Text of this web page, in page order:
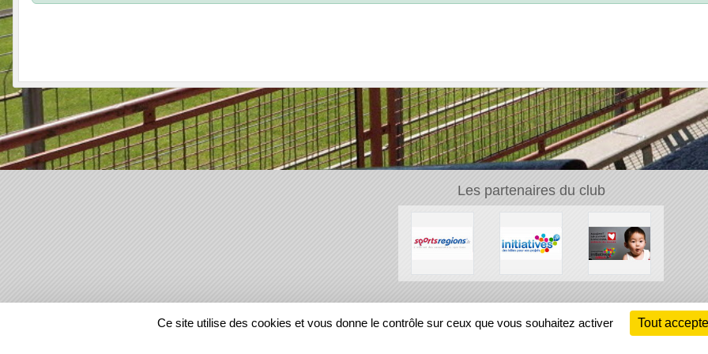
Les partenaires du club
REGIONS
Ce site utilise des cookies et vous donne le contrôle sur ceux que vous souhaitez activer Tout